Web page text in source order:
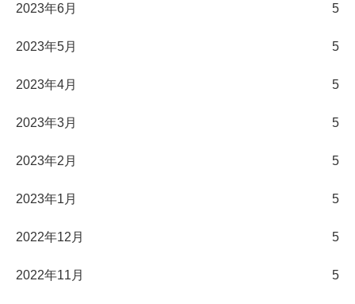
2023年6月 5
2023年5月 5
2023年4月 5
2023年3月 5
2023年2月 5
2023年1月 5
2022年12月 5
2022年11月 5